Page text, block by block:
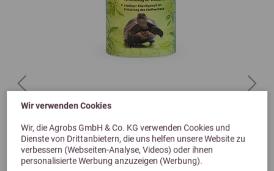
Wir verwenden Cookies
Wir, die Agrobs GmbH & Co. KG verwenden Cookies und
Dienste von Drittanbietern, die uns helfen unsere Website zu
verbessern (Webseiten-Analyse, Videos) oder ihnen
personalisierte Werbung anzuzeigen (Werbung).
Agrobs Testudo Fibre
Landschildkrötenfutter
ab 6,30 €
Previous Next